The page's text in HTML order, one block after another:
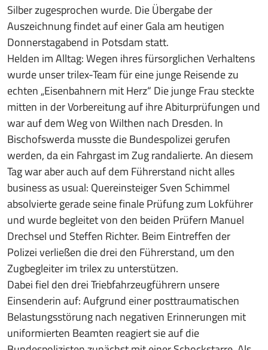
Silber zugesprochen wurde. Die Übergabe der
Auszeichnung findet auf einer Gala am heutigen
Donnerstagabend in Potsdam statt.
Helden im Alltag: Wegen ihres fürsorglichen Verhaltens
wurde unser trilex-Team für eine junge Reisende zu
echten „Eisenbahnern mit Herz“ Die junge Frau steckte
mitten in der Vorbereitung auf ihre Abiturprüfungen und
war auf dem Weg von Wilthen nach Dresden. In
Bischofswerda musste die Bundespolizei gerufen
werden, da ein Fahrgast im Zug randalierte. An diesem
Tag war aber auch auf dem Führerstand nicht alles
business as usual: Quereinsteiger Sven Schimmel
absolvierte gerade seine finale Prüfung zum Lokführer
und wurde begleitet von den beiden Prüfern Manuel
Drechsel und Steffen Richter. Beim Eintreffen der
Polizei verließen die drei den Führerstand, um den
Zugbegleiter im trilex zu unterstützen.
Dabei fiel den drei Triebfahrzeugführern unsere
Einsenderin auf: Aufgrund einer posttraumatischen
Belastungsstörung nach negativen Erinnerungen mit
uniformierten Beamten reagiert sie auf die